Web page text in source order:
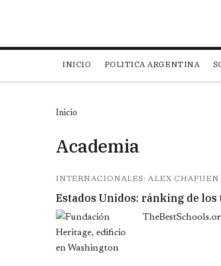
INICIO POLITICA ARGENTINA
Inicio
Academia
INTERNACIONALES: ALEX CHAFUEN
Estados Unidos: ránking de